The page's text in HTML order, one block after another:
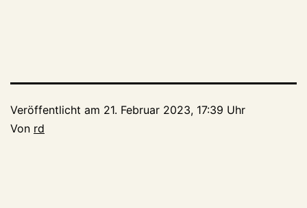
Veröffentlicht am 21. Februar 2023, 17:39 Uhr
Von rd